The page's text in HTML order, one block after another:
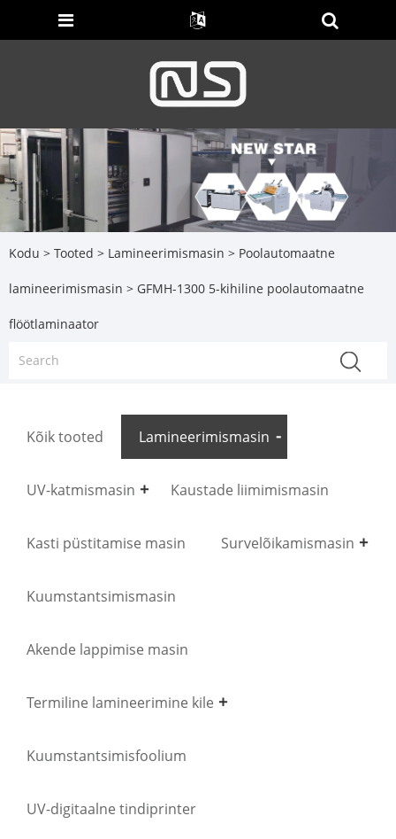
Kodu > Tooted > Lamineerimismasin > Poolautomaatne
lamineerimismasin > GFMH-1300 5-kihiline poolautomaatne
flöötlaminaator
Kõik tooted Lamineerimismasin
UV-katmismasin Kaustade liimimismasin
Kasti püstitamise masin Survelõikamismasin
Kuumstantsimismasin
Akende lappimise masin
Termiline lamineerimine kile
Kuumstantsimisfoolium
UV-digitaalne tindiprinter